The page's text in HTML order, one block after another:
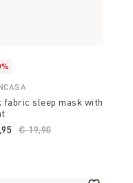
fabric sleep mask with
Price reduced from
€ 19,90to